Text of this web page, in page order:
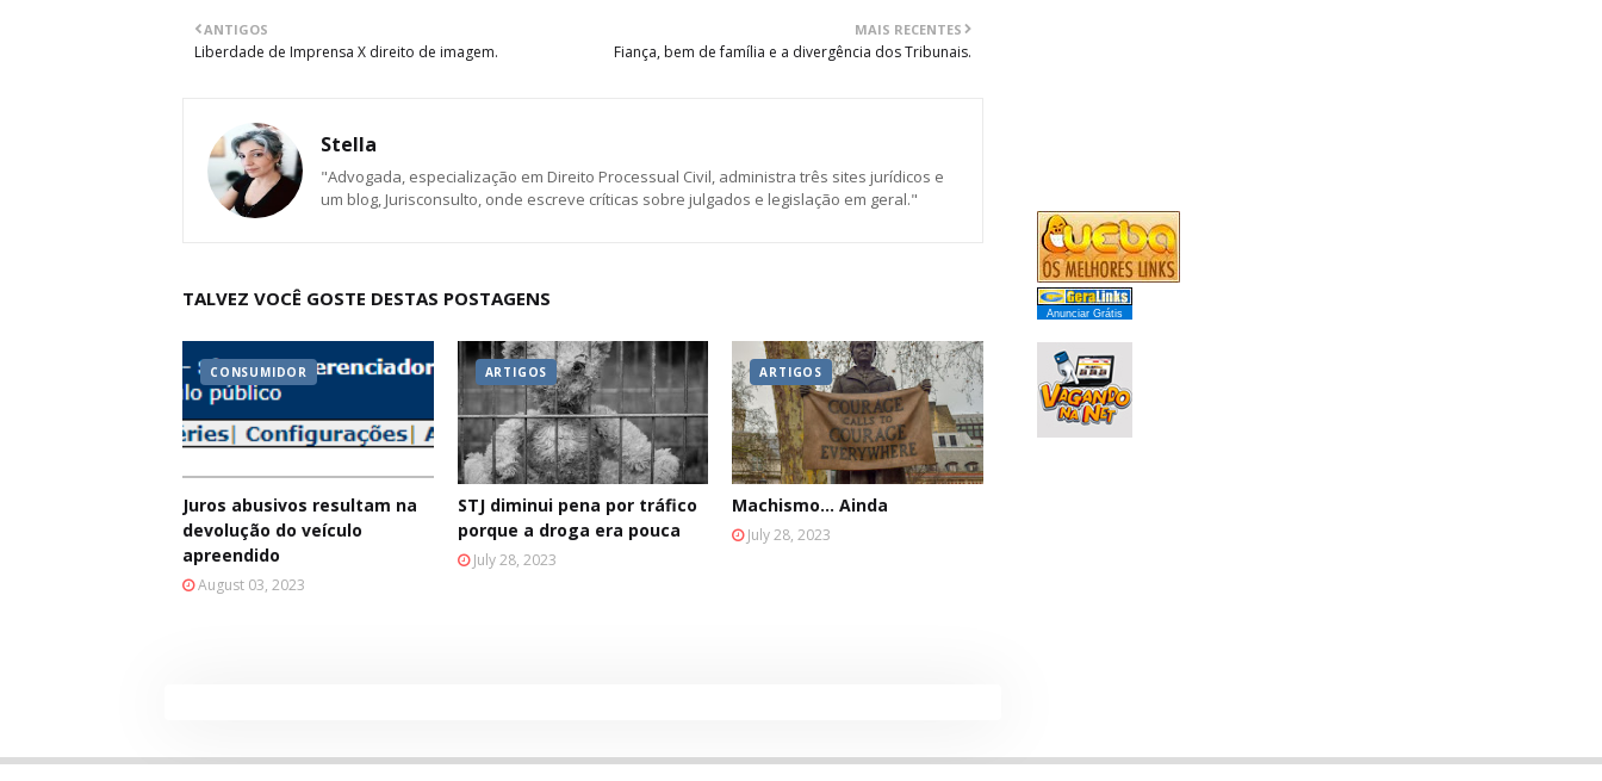
MAIS RECENTES
Fiança, bem de família e a divergência dos Tribunais.
ANTIGOS
Liberdade de Imprensa X direito de imagem.
Stella
"Advogada, especialização em Direito Processual Civil, administra três sites jurídicos e
um blog, Jurisconsulto, onde escreve críticas sobre julgados e legislação em geral."
TALVEZ VOCÊ GOSTE DESTAS POSTAGENS
CONSUMIDOR
Juros abusivos resultam na
devolução do veículo
apreendido
August 03, 2023
ARTIGOS
STJ diminui pena por tráfico
porque a droga era pouca
July 28, 2023
ARTIGOS
Machismo... Ainda
July 28, 2023
Anunciar Grátis